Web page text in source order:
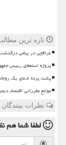
تازه ترین
عراقچی در پیامی
پروژه استعفای رییس
پشت پرده ادعای یک روحانی در رابطه با ۲۸
موانع مقرراتی اقتصاد
نظرات
لطفا شما هم